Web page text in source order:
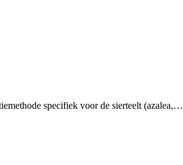
specifiek voor de sierteelt (azalea,…